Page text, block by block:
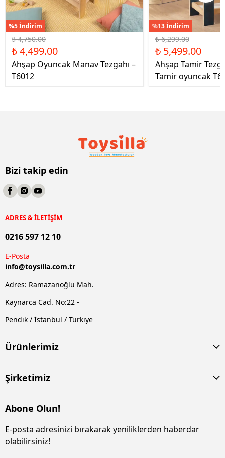
%5 İndirim
₺ 4,750.00
₺ 4,499.00
Ahşap Oyuncak Manav Tezgahı –
T6012
%13 İndirim
₺ 6,299.00
₺ 5,499.00
Ahşap Tamir
Tamir oyuncak
Bizi takip edin
ADRES & İLETİŞİM
0216 597 12 10
E-Posta
info@toysilla.com.tr
Adres: Ramazanoğlu Mah.
Kaynarca Cad. No:22 -
Pendik / İstanbul / Türkiye
Ürünlerimiz
Şirketimiz
Abone Olun!
E-posta adresinizi bırakarak yeniliklerden haberdar
olabilirsiniz!